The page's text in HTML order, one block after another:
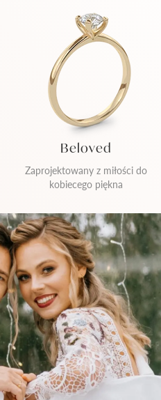
Beloved
Zaprojektowany z miłości do
kobiecego piękna